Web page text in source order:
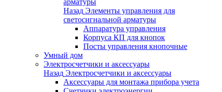
арматуры
Назад Элементы управления для
светосигнальной арматуры
Аппаратура управления
Корпуса КП для кнопок
Посты управления кнопочные
Умный дом
Электросчетчики и аксессуары
Назад Электросчетчики и аксессуары
Аксессуары для монтажа прибора учета